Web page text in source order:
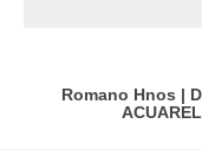
Romano Hnos |